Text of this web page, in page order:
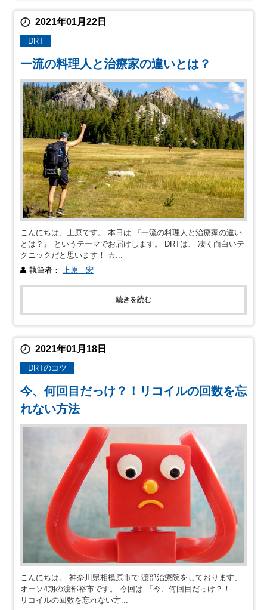
2021年01月22日
DRT
一流の料理人と治療家の違いとは？
こんにちは、上原です。 本日は 『一流の料理人と治療家の違い
とは？』 というテーマでお届けします。 DRTは、 凄く面白いテ
クニックだと思います！ カ...
執筆者： 上原 宏
続きを読む
2021年01月18日
DRTのコツ
今、何回目だっけ？！リコイルの回数を忘
れない方法
こんにちは。 神奈川県相模原市で 渡部治療院をしております、
オーソ4期の渡部裕市です。 今回は 『今、何回目だっけ？！
リコイルの回数を忘れない方...